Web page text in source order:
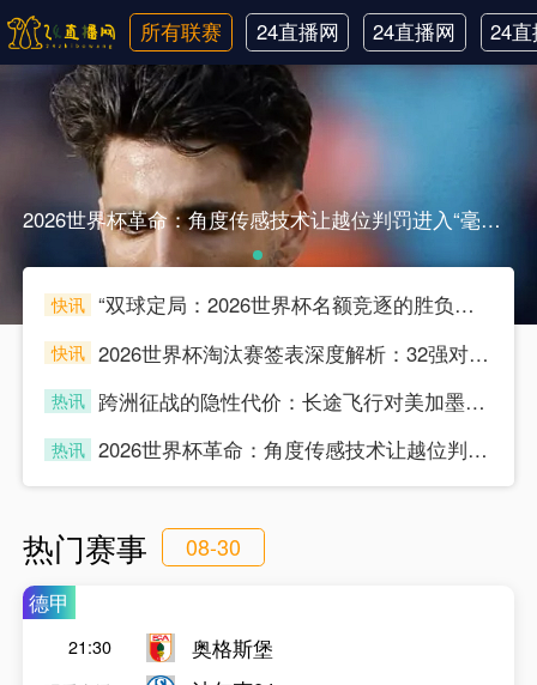
所有联赛
24直播网
英超
24直播网
世界杯
24
韩
2026世界杯革命：角度传感技术让越位判罚进入“毫米级时代”2026世界杯革命：角度传感技术让越位判罚进入“毫米级时代”
快讯
“双球定局：2026世界杯名额竞逐的胜负分水岭”
快讯
2026世界杯淘汰赛签表深度解析：32强对位的底层逻辑与博弈推演
热讯
跨洲征战的隐性代价：长途飞行对美加墨世界杯预选赛球员竞技状态的多维影响分析
热讯
2026世界杯革命：角度传感技术让越位判罚进入“毫米级时代”
热门赛事 08-30
德甲
21:30
奥格斯堡